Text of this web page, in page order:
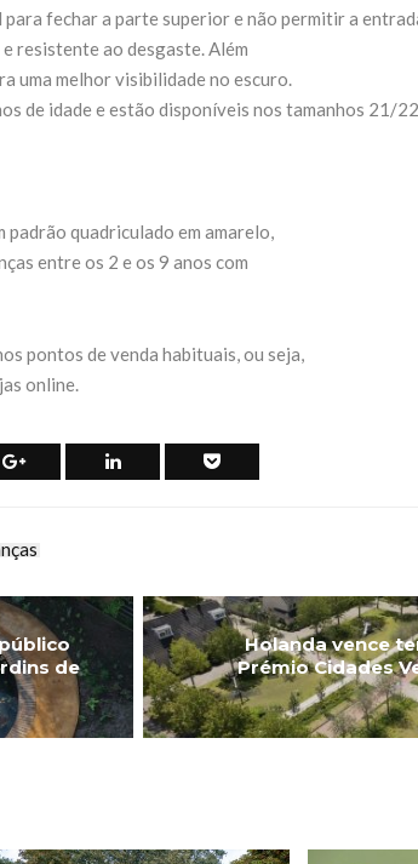
fechar a parte superior e não permitir a
resistente ao desgaste. Além
uma melhor visibilidade no escuro.
de idade e estão disponíveis nos tamanhos 21/
quadriculado em amarelo,
entre os 2 e os 9 anos com
pontos de venda habituais, ou seja,
online.
de
Holanda vence
Prémio Cidades